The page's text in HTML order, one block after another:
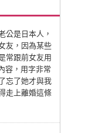
公是日本人，
友，因為某些
常跟前女友用
容，用字非常
忘了她才與我
走上離婚這條